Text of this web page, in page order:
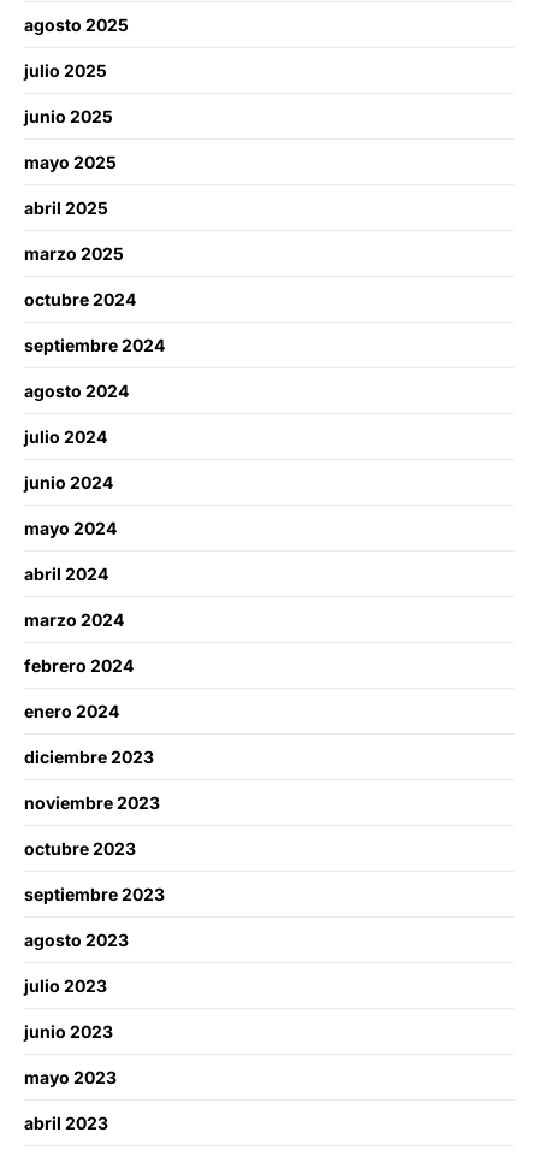
agosto 2025
julio 2025
junio 2025
mayo 2025
abril 2025
marzo 2025
octubre 2024
septiembre 2024
agosto 2024
julio 2024
junio 2024
mayo 2024
abril 2024
marzo 2024
febrero 2024
enero 2024
diciembre 2023
noviembre 2023
octubre 2023
septiembre 2023
agosto 2023
julio 2023
junio 2023
mayo 2023
abril 2023